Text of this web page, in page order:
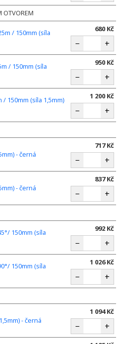
OTVOREM
/ 150mm (síla
680 Kč
− +
/ 150mm (síla
950 Kč
− +
150mm (síla 1,5mm)
1 200 Kč
− +
- černá
717 Kč
− +
- černá
837 Kč
− +
150mm (síla
992 Kč
− +
150mm (síla
1 026 Kč
− +
- černá
1 094 Kč
− +